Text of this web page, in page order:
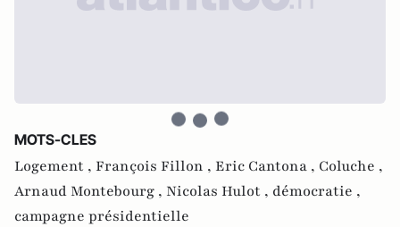
MOTS-CLES
Logement , François Fillon , Eric Cantona , Coluche ,
Arnaud Montebourg , Nicolas Hulot , démocratie ,
campagne présidentielle